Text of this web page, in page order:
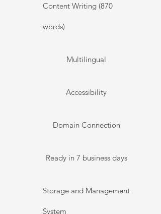
Content Writing (870
words)
Multilingual
Accessibility
Domain Connection
Ready in 7 business days
Storage and Management
System